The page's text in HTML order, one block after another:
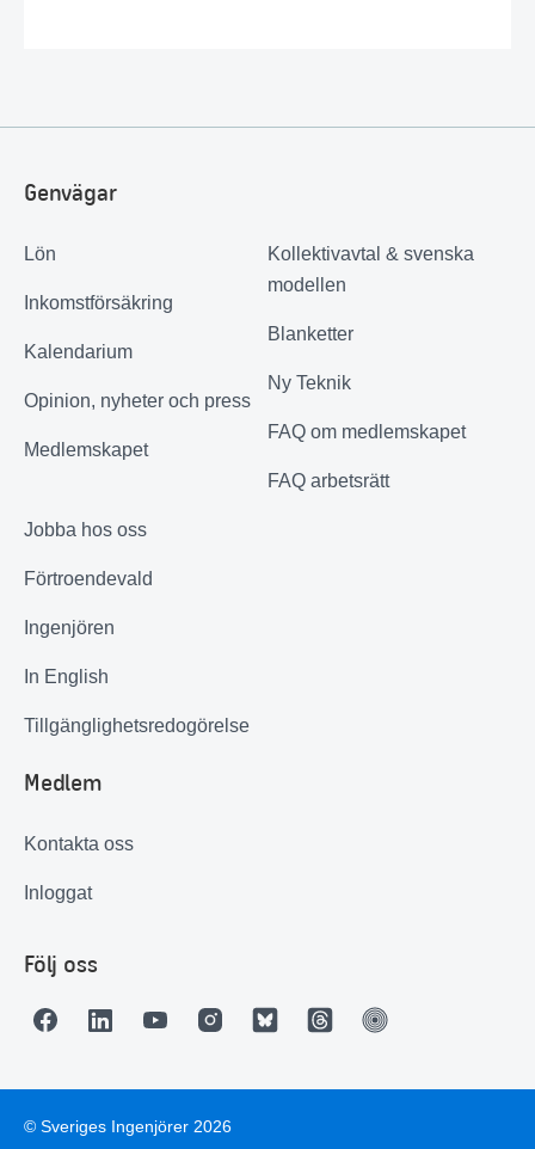
Genvägar
Lön
Inkomstförsäkring
Kalendarium
Opinion, nyheter och press
Medlemskapet
Kollektivavtal & svenska
modellen
Blanketter
Ny Teknik
FAQ om medlemskapet
FAQ arbetsrätt
Jobba hos oss
Förtroendevald
Ingenjören
In English
Tillgänglighetsredogörelse
Medlem
Kontakta oss
Inloggat
Följ oss
© Sveriges Ingenjörer 2026